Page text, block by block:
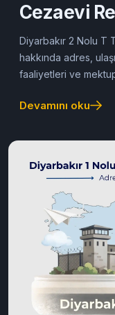
Cezaevi
ve Mektup
Diyarbakır 2 Nolu T
hakkında adres,
faaliyetleri ve
Devamını oku